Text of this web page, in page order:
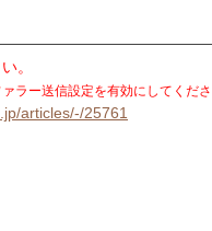
。
ラー送信設定を有効にしてくださ
articles/-/25761